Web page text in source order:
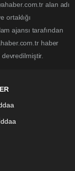
alan adı
ortaklığı
ajansı tarafından
haber